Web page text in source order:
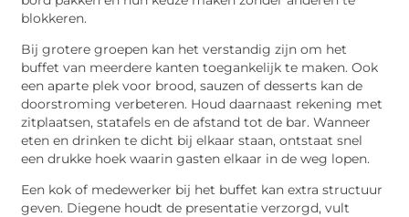
blokkeren.
Bij grotere groepen kan het verstandig zijn om het
buffet van meerdere kanten toegankelijk te maken. Ook
een aparte plek voor brood, sauzen of desserts kan de
doorstroming verbeteren. Houd daarnaast rekening met
zitplaatsen, statafels en de afstand tot de bar. Wanneer
eten en drinken te dicht bij elkaar staan, ontstaat snel
een drukke hoek waarin gasten elkaar in de weg lopen.
Een kok of medewerker bij het buffet kan extra structuur
geven. Diegene houdt de presentatie verzorgd, vult